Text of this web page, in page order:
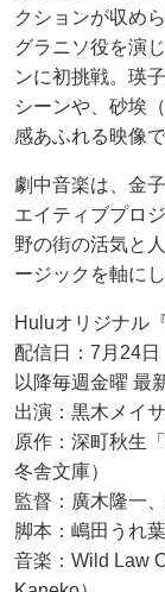
クションが収め
グラニソ役を演
ンに初挑戦。瑛
シーンや、砂埃
感あふれる映像
劇中音楽は、金
エイティブプロ
野の街の活気と
ージックを軸に
Huluオリジナル
配信日：7月24
以降毎週金曜 最
出演：黒木メイ
原作：深町秋生
冬舎文庫）
監督：廣木隆一
脚本：嶋田うれ葉
音楽：Wild Law